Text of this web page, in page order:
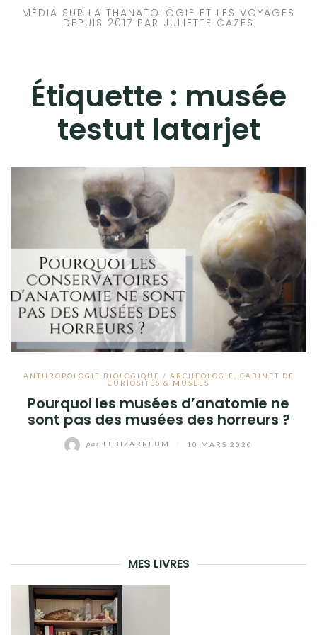
MÉDIA SUR LA THANATOLOGIE ET LES VOYAGES
DEPUIS 2017 PAR JULIETTE CAZES
Étiquette : musée
testut latarjet
ANTHROPOLOGIE BIOLOGIQUE / ARCHÉOLOGIE
CABINET DE
CURIOSITÉS & MUSÉES
Pourquoi les musées d’anatomie ne
sont pas des musées des horreurs ?
par LEBIZARREUM 10 MARS 2020
MES LIVRES